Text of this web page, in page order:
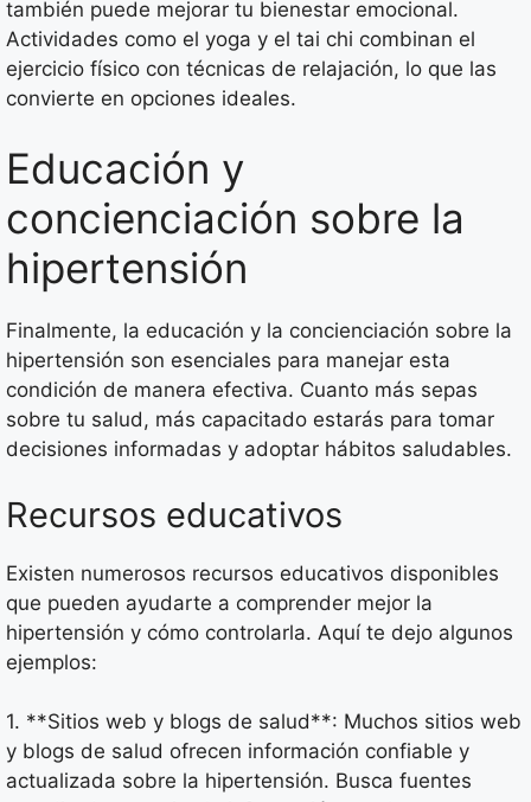
también puede mejorar tu bienestar emocional.
Actividades como el yoga y el tai chi combinan el
ejercicio físico con técnicas de relajación, lo que las
convierte en opciones ideales.
Educación y
concienciación sobre la
hipertensión
Finalmente, la educación y la concienciación sobre la
hipertensión son esenciales para manejar esta
condición de manera efectiva. Cuanto más sepas
sobre tu salud, más capacitado estarás para tomar
decisiones informadas y adoptar hábitos saludables.
Recursos educativos
Existen numerosos recursos educativos disponibles
que pueden ayudarte a comprender mejor la
hipertensión y cómo controlarla. Aquí te dejo algunos
ejemplos:
1. **Sitios web y blogs de salud**: Muchos sitios web
y blogs de salud ofrecen información confiable y
actualizada sobre la hipertensión. Busca fuentes